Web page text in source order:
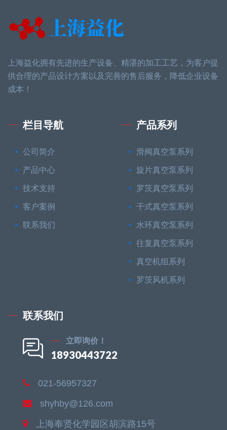
上海益化拥有先进的生产设备、精湛的加工工艺，为客户提
供合理的产品设计方案以及完善的售后服务，降低企业设备
成本！
栏目导航
公司简介
产品中心
技术支持
客户案例
联系我们
产品系列
滑阀真空泵系列
旋片真空泵系列
罗茨真空泵系列
干式真空泵系列
水环真空泵系列
往复真空泵系列
真空机组系列
罗茨风机系列
联系我们
立即询价！
18930443722
021-56957327
shyhby@126.com
上海奉贤化学园区胡滨路15号